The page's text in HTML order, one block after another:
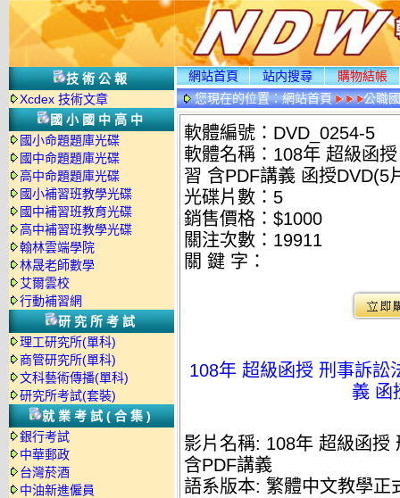
技術公報
Xcdex 技術文章
國小國中高中
國小命題題庫光碟
國中命題題庫光碟
高中命題題庫光碟
國小補習班教學光碟
國中補習班教育光碟
高中補習班教學光碟
翰林雲端學院
林晟老師數學
艾爾雲校
行動補習網
研究所考試
理工研究所(單科)
商管研究所(單科)
文科藝術傳播(單科)
研究所考試(套裝)
就業考試(合集)
銀行考試
中華郵政
台灣菸酒
中油新進僱員
網站首頁 站内搜尋
購物結帳
您現在的位置：網站首頁
公職
情
軟體編號：DVD_0254-5
軟體名稱：108年 超級函
習 含PDF講義 函授DVD(5
光碟片數：5
銷售價格：$1000
關注次數： 19911
關 鍵 字：
108年 超級函授 刑事訴訟
義 函
影片名稱: 108年 超級函授
含PDF講義
語系版本: 繁體中文教學正